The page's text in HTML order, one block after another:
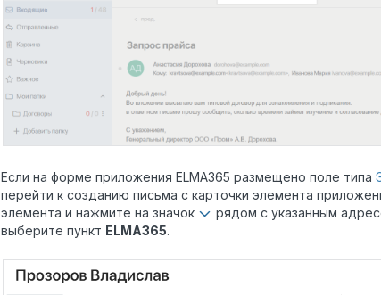
Если на форме приложения ELMA365 размещено поле типа
перейти к созданию письма с карточки элемента
элемента и нажмите на значок
рядом с указанным
выберите пункт ELMA365.